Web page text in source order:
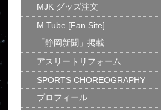
MJK グッズ注文
M Tube [Fan Site]
「静岡新聞」掲載
アスリートリフォーム
SPORTS CHOREOGRAPHY
プロフィール